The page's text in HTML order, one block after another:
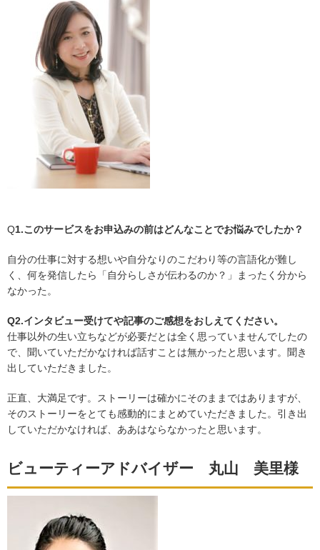
Q1.このサービスをお申込みの前はどんなことでお悩みでしたか？
自分の仕事に対する想いや自分なりのこだわり等の言語化が難し
く、何を発信したら「自分らしさが伝わるのか？」まったく分から
なかった。
Q2.インタビュー受けてや記事のご感想をおしえてください。
仕事以外の生い立ちなどが必要だとは全く思っていませんでしたの
で、聞いていただかなければ話すことは無かったと思います。聞き
出していただきました。
正直、大満足です。ストーリーは確かにそのままではありますが、
そのストーリーをとても感動的にまとめていただきました。引き出
していただかなければ、ああはならなかったと思います。
ビューティーアドバイザー 丸山 美里様